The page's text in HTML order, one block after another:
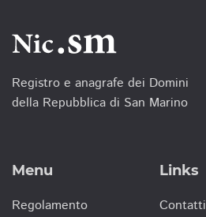
Registro e anagrafe dei Domini
della Repubblica di San Marino
Menu
Regolamento
Links
Contatti